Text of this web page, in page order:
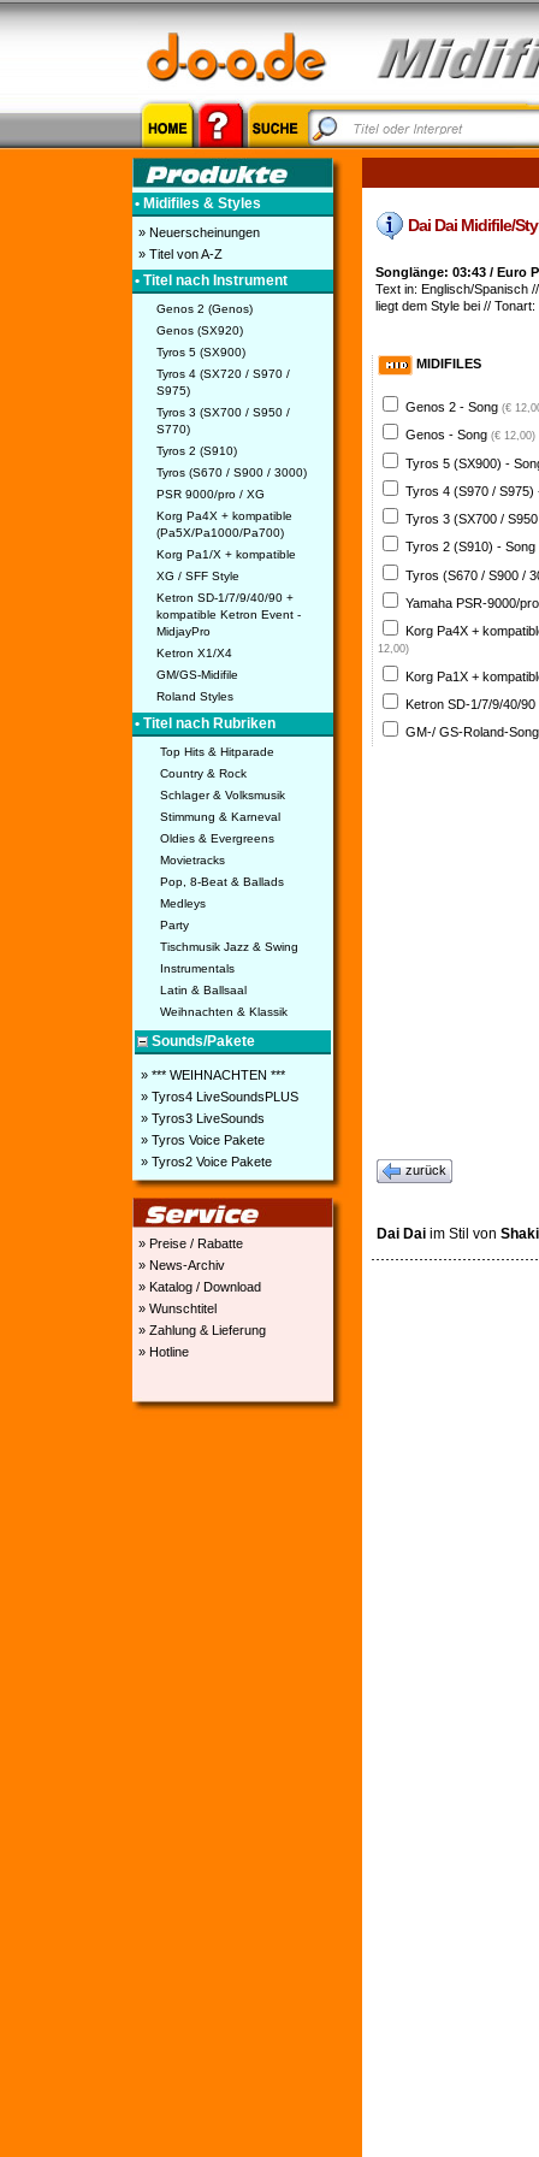
• Midifiles & Styles
» Neuerscheinungen
» Titel von A-Z
• Titel nach Instrument
Genos 2 (Genos)
Genos (SX920)
Tyros 5 (SX900)
Tyros 4 (SX720 / S970 /
S975)
Tyros 3 (SX700 / S950 /
S770)
Tyros 2 (S910)
Tyros (S670 / S900 / 3000)
PSR 9000/pro / XG
Korg Pa4X + kompatible
(Pa5X/Pa1000/Pa700)
Korg Pa1/X + kompatible
XG / SFF Style
Ketron SD-1/7/9/40/90 +
kompatible Ketron Event -
MidjayPro
Ketron X1/X4
GM/GS-Midifile
Roland Styles
• Titel nach Rubriken
Top Hits & Hitparade
Country & Rock
Schlager & Volksmusik
Stimmung & Karneval
Oldies & Evergreens
Movietracks
Pop, 8-Beat & Ballads
Medleys
Party
Tischmusik Jazz & Swing
Instrumentals
Latin & Ballsaal
Weihnachten & Klassik
Sounds/Pakete
» *** WEIHNACHTEN ***
» Tyros4 LiveSoundsPLUS
» Tyros3 LiveSounds
» Tyros Voice Pakete
» Tyros2 Voice Pakete
» Preise / Rabatte
» News-Archiv
» Katalog / Download
» Wunschtitel
» Zahlung & Lieferung
» Hotline
Dai Dai Midifile/
Songlänge: 03:43 / Euro
Text in: Englisch/Spanisch
liegt dem Style bei // Tonart:
MIDIFILES
Genos 2 - Song (€
Genos - Song (€ 12,00)
Tyros 5 (SX900) -
Tyros 4 (S970 /
Tyros 3 (SX700 /
Tyros 2 (S910) - Song
Tyros (S670 / S900 /
Yamaha PSR-9000/
Korg Pa4X +
12,00)
Korg Pa1X +
Ketron SD-1/7/9/40/
GM-/ GS-Roland-
zurück
Dai Dai im Stil von